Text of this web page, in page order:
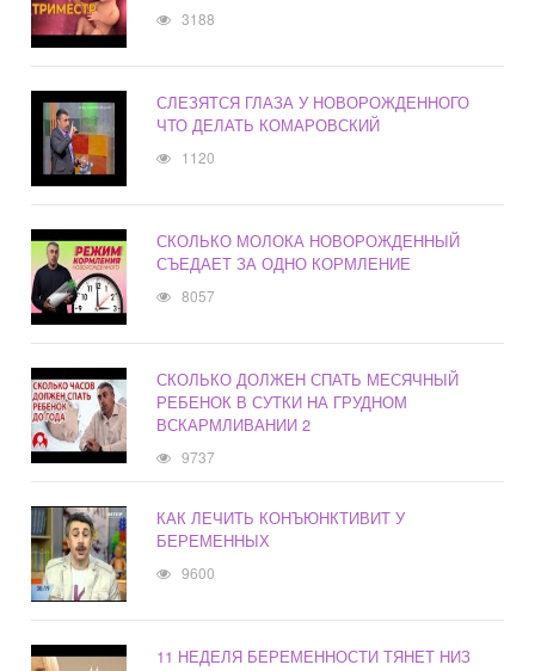
3188
СЛЕЗЯТСЯ ГЛАЗА У НОВОРОЖДЕННОГО
ЧТО ДЕЛАТЬ КОМАРОВСКИЙ
1120
СКОЛЬКО МОЛОКА НОВОРОЖДЕННЫЙ
СЪЕДАЕТ ЗА ОДНО КОРМЛЕНИЕ
8057
СКОЛЬКО ДОЛЖЕН СПАТЬ МЕСЯЧНЫЙ
РЕБЕНОК В СУТКИ НА ГРУДНОМ
ВСКАРМЛИВАНИИ 2
9737
КАК ЛЕЧИТЬ КОНЪЮНКТИВИТ У
БЕРЕМЕННЫХ
9600
11 НЕДЕЛЯ БЕРЕМЕННОСТИ ТЯНЕТ НИЗ